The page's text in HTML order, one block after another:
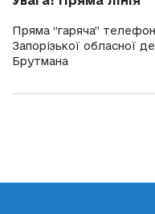
Пряма “гаряча”
Запорізької обласної
Брутмана